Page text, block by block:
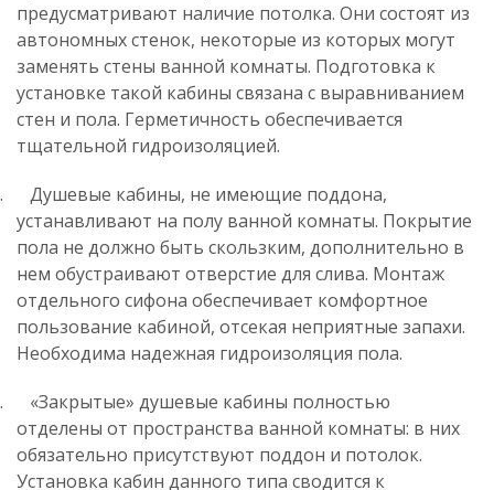
предусматривают наличие потолка. Они состоят из
автономных стенок, некоторые из которых могут
заменять стены ванной комнаты. Подготовка к
установке такой кабины связана с выравниванием
стен и пола. Герметичность обеспечивается
тщательной гидроизоляцией.
Душевые кабины, не имеющие поддона,
устанавливают на полу ванной комнаты. Покрытие
пола не должно быть скользким, дополнительно в
нем обустраивают отверстие для слива. Монтаж
отдельного сифона обеспечивает комфортное
пользование кабиной, отсекая неприятные запахи.
Необходима надежная гидроизоляция пола.
«Закрытые» душевые кабины полностью
отделены от пространства ванной комнаты: в них
обязательно присутствуют поддон и потолок.
Установка кабин данного типа сводится к